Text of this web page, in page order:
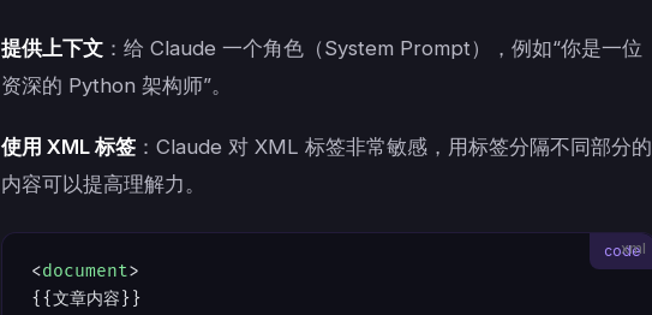
提供上下文 ：给 Claude 一个角色（System Prompt），例如“你是一位
资深的 Python 架构师”。
使用 XML 标签 ：Claude 对 XML 标签非常敏感，用标签分隔不同部分的
内容可以提高理解力。
xml
<document>
{{文章内容}}